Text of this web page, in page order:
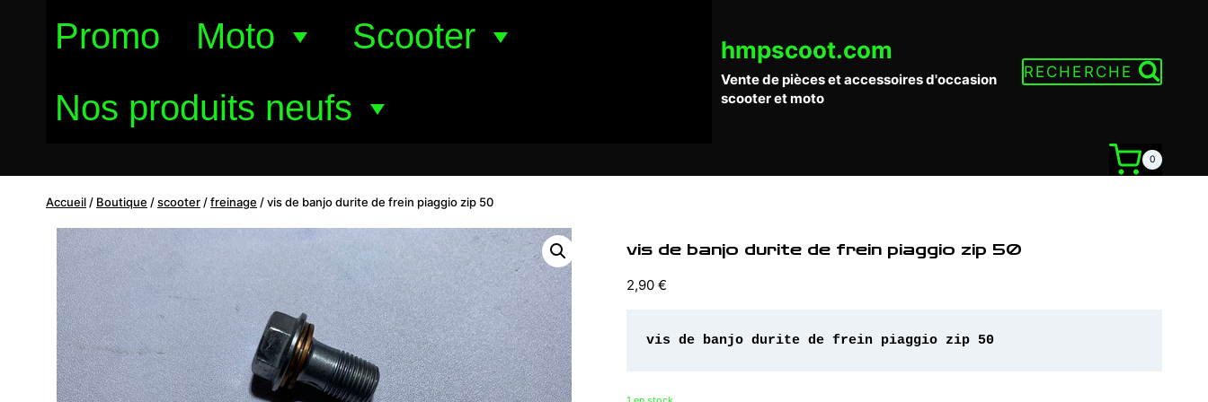
Promo Moto
Scooter
Nos produits neufs
hmpscoot.com
Vente de pièces et accessoires d'occasion
scooter et moto
RECHERCHE
0
Accueil / Boutique /scooter /freinage /vis de banjo durite de frein piaggio zip 50
vis de banjo durite de frein piaggio zip 50
2,90 €
vis de banjo durite de frein piaggio zip 50